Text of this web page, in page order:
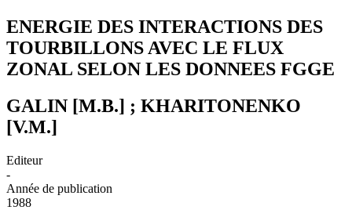
ENERGIE DES INTERACTIONS DES
TOURBILLONS AVEC LE FLUX
ZONAL SELON LES DONNEES FGGE
GALIN [M.B.] ; KHARITONENKO
[V.M.]
Editeur
-
Année de publication
1988